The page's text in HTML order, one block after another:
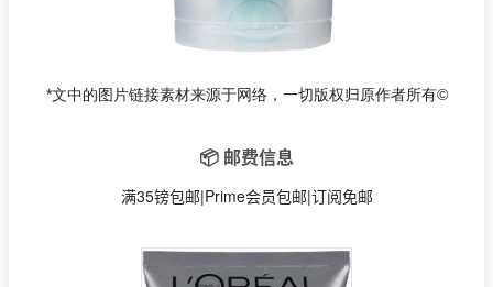
*文中的图片链接素材来源于网络，一切版权归原作者所有©
📦 邮费信息
满35镑包邮|Prime会员包邮|订阅免邮